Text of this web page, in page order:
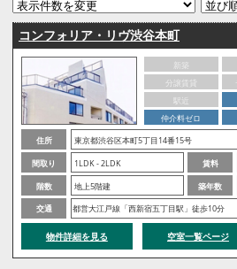
コンフォリア・リヴ渋谷本町
新築
分譲賃貸
駅近
仲介料ゼロ
住所
東京都渋谷区本町5丁目14番15号
間取り
1LDK - 2LDK 賃料
階数
地上5階建 築年数
交通
都営大江戸線「西新宿五丁目駅」徒歩10分
物件詳細を見る 空室一覧ページ